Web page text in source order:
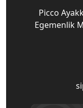
Picco
Egemenlik